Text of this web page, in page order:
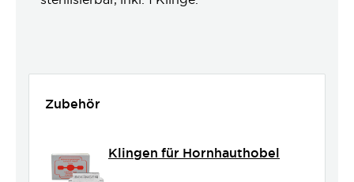
Zubehör
Klingen für Hornhauthobel